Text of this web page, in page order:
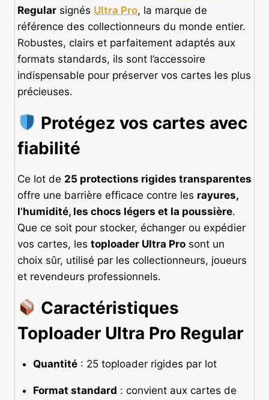
Regular signés Ultra Pro, la marque de
référence des collectionneurs du monde entier.
Robustes, clairs et parfaitement adaptés aux
formats standards, ils sont l’accessoire
indispensable pour préserver vos cartes les plus
précieuses.
Protégez vos cartes avec
fiabilité
Ce lot de 25 protections rigides transparentes
offre une barrière efficace contre les rayures,
l’humidité, les chocs légers et la poussière.
Que ce soit pour stocker, échanger ou expédier
vos cartes, les toploader Ultra Pro sont un
choix sûr, utilisé par les collectionneurs, joueurs
et revendeurs professionnels.
Caractéristiques
Toploader Ultra Pro Regular
Quantité: 25 toploader rigides par lot
Format standard : convient aux cartes de